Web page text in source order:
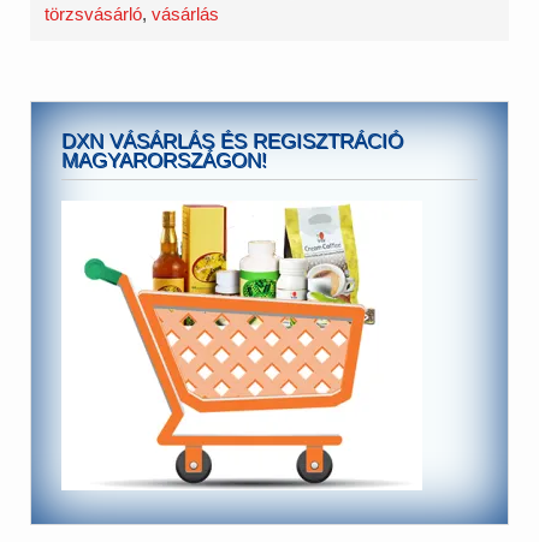
törzsvásárló,vásárlás
DXN VÁSÁRLÁS ÉS REGISZTRÁCIÓ
MAGYARORSZÁGON!